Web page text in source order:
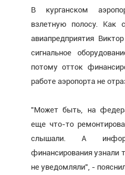
В курганском
взлетную полосу. Как
авиапредприятия
сигнальное
потому отток
работе аэропорта не
"Может быть, на
еще что-то
слышали. А
финансирования узнали
не уведомляли", -